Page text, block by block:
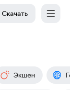
Скачать
Экшен